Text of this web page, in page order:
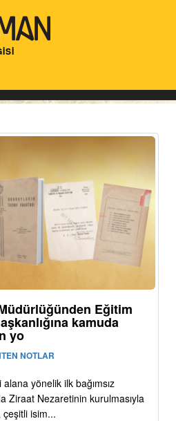
Eğitim
kamuda
yo
NOTLAR
yönelik ilk bağımsız
Ziraat Nezaretinin kurulmasıyla
isim...